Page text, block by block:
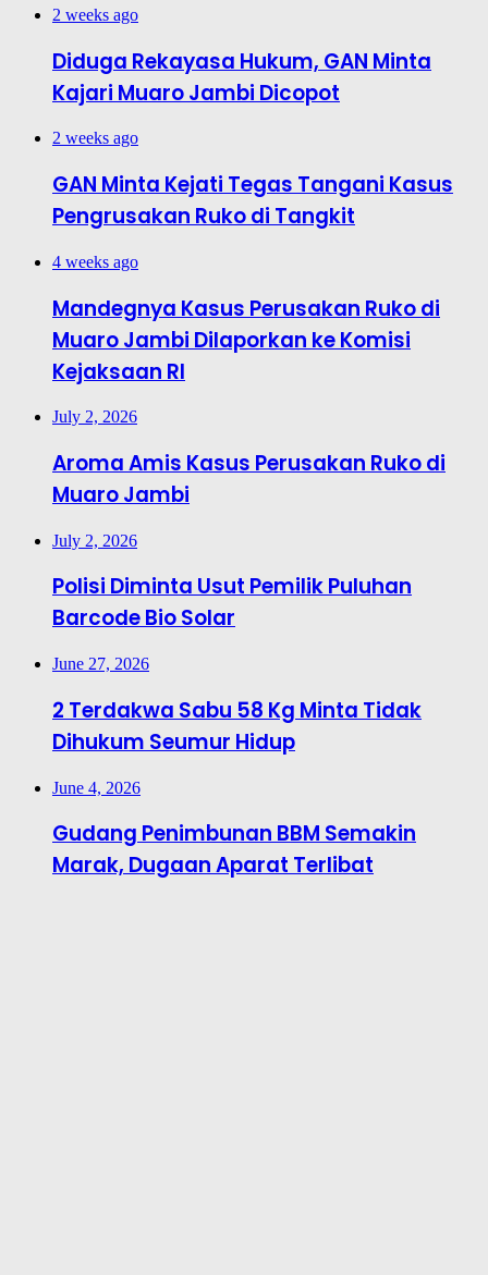
2 weeks ago
Diduga Rekayasa Hukum, GAN Minta
Kajari Muaro Jambi Dicopot
2 weeks ago
GAN Minta Kejati Tegas Tangani Kasus
Pengrusakan Ruko di Tangkit
4 weeks ago
Mandegnya Kasus Perusakan Ruko di
Muaro Jambi Dilaporkan ke Komisi
Kejaksaan RI
July 2, 2026
Aroma Amis Kasus Perusakan Ruko di
Muaro Jambi
July 2, 2026
Polisi Diminta Usut Pemilik Puluhan
Barcode Bio Solar
June 27, 2026
2 Terdakwa Sabu 58 Kg Minta Tidak
Dihukum Seumur Hidup
June 4, 2026
Gudang Penimbunan BBM Semakin
Marak, Dugaan Aparat Terlibat